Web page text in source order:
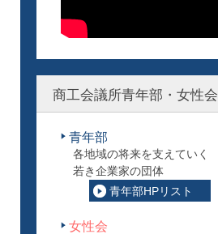
商工会議所青年部・女性会
青年部
各地域の将来を支えていく
若き企業家の団体
青年部HPリスト
女性会